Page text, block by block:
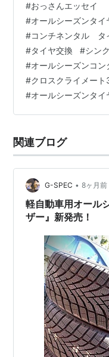
け･･？って感じなん
だ2～3年くらいの感
が経つのがめちゃく
車の時は道内在住だ
ましてね^^;クルマ自
#おっさんエッセイ
#オールシーズンタ
#コンチネンタル タ
#タイヤ交換 #シン
#オールシーズンコン
#クロスクライメー
#オールシーズンタイ
関連ブログ
G-SPEC • 8ヶ月前
軽自動車用オール
ザー』新発売！